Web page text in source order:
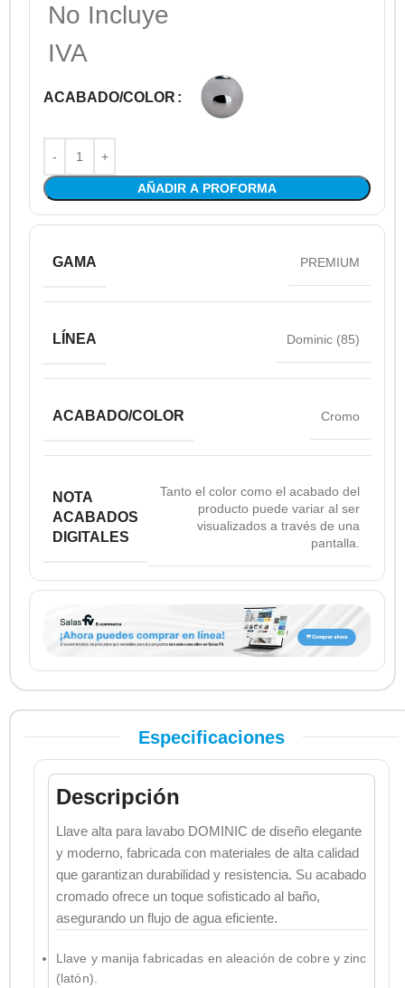
No Incluye
IVA
ACABADO/COLOR
AÑADIR A PROFORMA
GAMA PREMIUM
LÍNEA Dominic (85)
ACABADO/COLOR Cromo
NOTA
ACABADOS
DIGITALES
Tanto el color como el acabado del
producto puede variar al ser
visualizados a través de una
pantalla.
Especificaciones
Descripción
Llave alta para lavabo DOMINIC de diseño elegante
y moderno, fabricada con materiales de alta calidad
que garantizan durabilidad y resistencia. Su acabado
cromado ofrece un toque sofisticado al baño,
asegurando un flujo de agua eficiente.
Llave y manija fabricadas en aleación de cobre y zinc
(latón).